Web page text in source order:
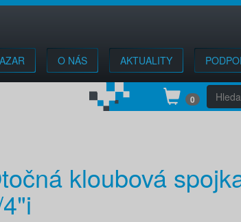
O NÁS AKTUALITY
0
kloubová